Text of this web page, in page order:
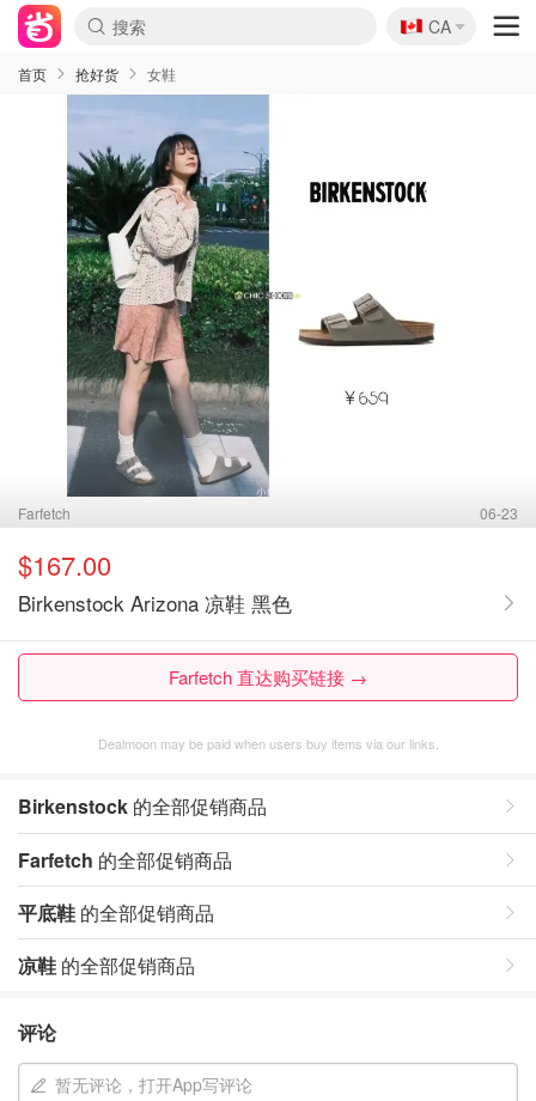
🇨🇦
CA
首页 抢好货 女鞋
Farfetch 06-23
$167.00
Birkenstock Arizona 凉鞋 黑色
Farfetch 直达购买链接 →
Dealmoon may be paid when users buy items via our links.
Birkenstock 的全部促销商品
Farfetch 的全部促销商品
平底鞋 的全部促销商品
凉鞋 的全部促销商品
评论
暂无评论，打开App写评论